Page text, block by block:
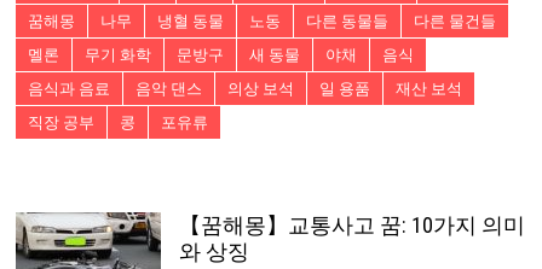
꿈해몽
나무 냉혈 동물 노동 다른 동물들
다른 물건들
멜론
무기 화학 문방구 새 동물 야채
음식
음식과 음료
음악 댄스 의상 보석 일 용품
재산 보석
직장 공부
콩 포유류
【꿈해몽】교통사고 꿈: 10가지 의미
와 상징